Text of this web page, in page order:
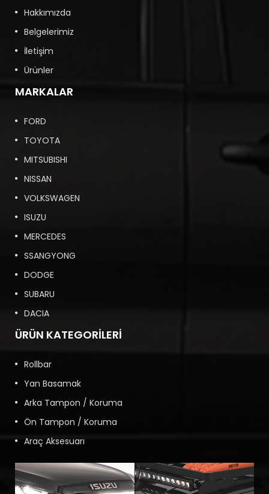
Hakkımızda
Belgelerimiz
İletişim
Ürünler
MARKALAR
FORD
TOYOTA
MITSUBISHI
NISSAN
VOLKSWAGEN
ISUZU
MERCEDES
SSANGYONG
DODGE
SUBARU
DACIA
ÜRÜN KATEGORILERI
Rollbar
Yan Basamak
Arka Tampon / Koruma
Ön Tampon / Koruma
Araç Aksesuarı